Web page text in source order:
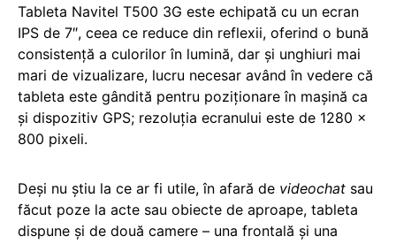
Tableta Navitel T500 3G este echipată cu un ecran
IPS de 7″, ceea ce reduce din reflexii, oferind o bună
consistență a culorilor în lumină, dar și unghiuri mai
mari de vizualizare, lucru necesar având în vedere că
tableta este gândită pentru poziționare în mașină ca
și dispozitiv GPS; rezoluția ecranului este de 1280 x
800 pixeli.
Deși nu știu la ce ar fi utile, în afară de videochat sau
făcut poze la acte sau obiecte de aproape, tableta
dispune și de două camere – una frontală și una